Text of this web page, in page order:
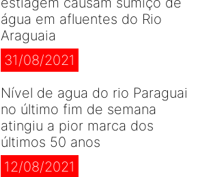
água em afluentes do Rio
Araguaia
31/08/2021
Nível de agua do rio Paraguai
no último fim de semana
atingiu a pior marca dos
últimos 50 anos
12/08/2021